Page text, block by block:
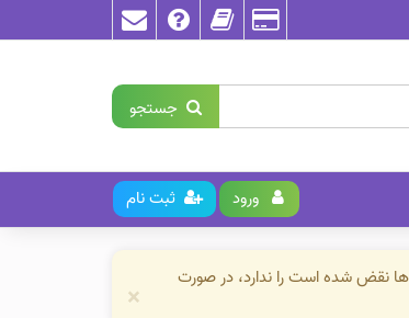
جستجو
ورود ثبت نام
ها نقض شده است را ندارد، در صورت
×